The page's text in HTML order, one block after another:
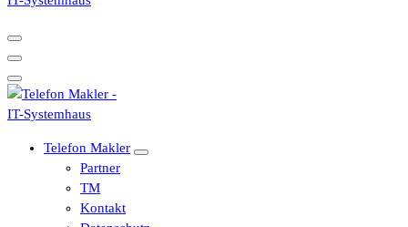
Telefon Makler
Partner
TM
Kontakt